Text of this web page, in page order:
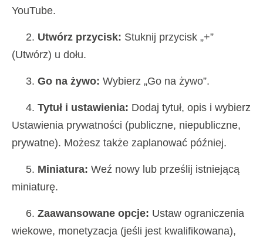
YouTube.
2. Utwórz przycisk: Stuknij przycisk „+”
(Utwórz) u dołu.
3. Go na żywo: Wybierz „Go na żywo”.
4. Tytuł i ustawienia: Dodaj tytuł, opis i wybierz
Ustawienia prywatności (publiczne, niepubliczne,
prywatne). Możesz także zaplanować później.
5. Miniatura: Weź nowy lub prześlij istniejącą
miniaturę.
6. Zaawansowane opcje: Ustaw ograniczenia
wiekowe, monetyzacja (jeśli jest kwalifikowana),